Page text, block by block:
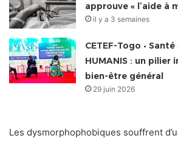
approuve « l’aide à
il y a 3 semaines
CETEF-Togo •
HUMANIS : un pilier
bien-être général
29 juin 2026
Les dysmorphophobiques souffrent